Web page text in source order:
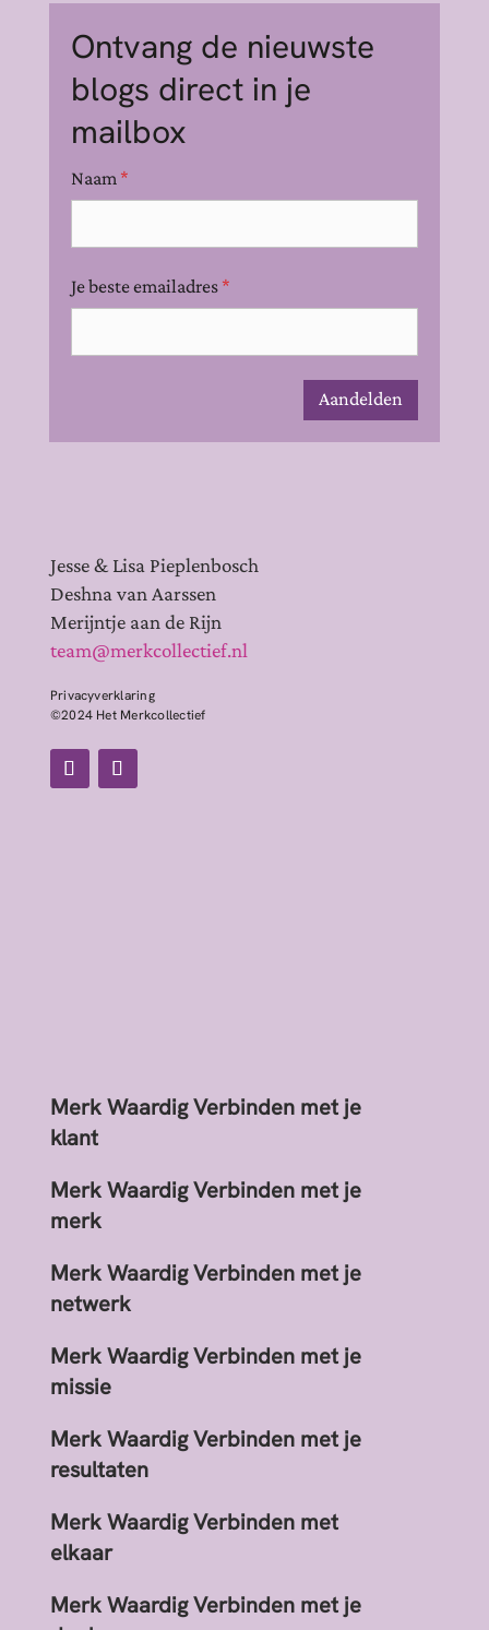
Ontvang de nieuwste
blogs direct in je
mailbox
Naam *
Je beste emailadres *
Aandelden
Merk Waardig Verbinden met je
klant
Merk Waardig Verbinden met je
merk
Merk Waardig Verbinden met je
netwerk
Merk Waardig Verbinden met je
missie
Merk Waardig Verbinden met je
resultaten
Merk Waardig Verbinden met
elkaar
Merk Waardig Verbinden met je
Jesse & Lisa Pieplenbosch
Deshna van Aarssen
Merijntje aan de Rijn
team@merkcollectief.nl
Privacyverklaring
©2024 Het Merkcollectief